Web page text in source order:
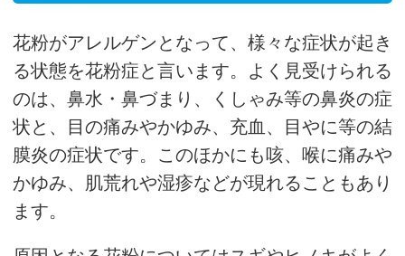
花粉がアレルゲンとなって、様々な症状が起き
る状態を花粉症と言います。よく見受けられる
のは、鼻水・鼻づまり、くしゃみ等の鼻炎の症
状と、目の痛みやかゆみ、充血、目やに等の結
膜炎の症状です。このほかにも咳、喉に痛みや
かゆみ、肌荒れや湿疹などが現れることもあり
ます。